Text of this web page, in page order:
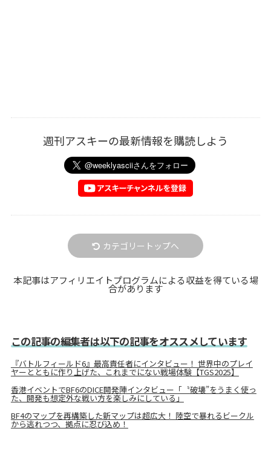
週刊アスキーの最新情報を購読しよう
カテゴリートップへ
本記事はアフィリエイトプログラムによる収益を得ている場
合があります
この記事の編集者は以下の記事をオススメしています
『バトルフィールド6』最高責任者にインタビュー！ 世界中のプレイ
ヤーとともに作り上げた、これまでにない戦場体験【TGS2025】
香港イベントでBF6のDICE開発陣インタビュー「〝破壊”をうまく使っ
た、開発も想定外な戦い方を楽しみにしている」
BF4のマップを再構築した新マップは超広大！ 陸空で暴れるビークル
から逃れつつ、拠点に忍び込め！